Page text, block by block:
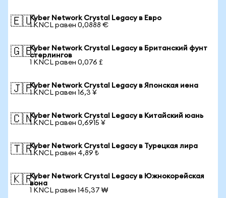
🇪🇺Kyber Network Crystal Legacy в Евро
1 KNCL равен 0,0888 €
🇬🇧Kyber Network Crystal Legacy в Британский фунт
стерлингов
1 KNCL равен 0,076 £
🇯🇵Kyber Network Crystal Legacy в Японская иена
1 KNCL равен 16,3 ¥
🇨🇳Kyber Network Crystal Legacy в Китайский юань
1 KNCL равен 0,6915 ¥
🇹🇷Kyber Network Crystal Legacy в Турецкая лира
1 KNCL равен 4,89 ₺
🇰🇷Kyber Network Crystal Legacy в Южнокорейская
вона
1 KNCL равен 145,37 ₩